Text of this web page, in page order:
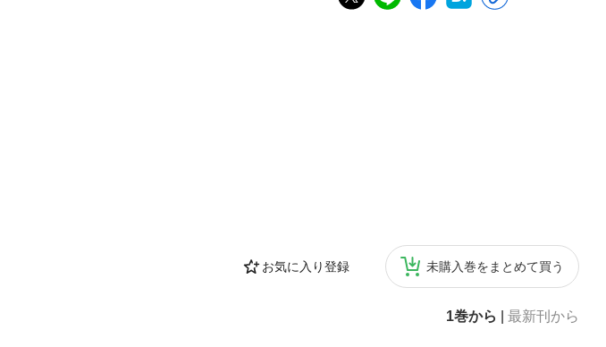
お気に入り登録 未購入巻をまとめて買う
1巻から 最新刊から